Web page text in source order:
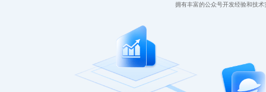
拥有丰富的公众号开发经验和技